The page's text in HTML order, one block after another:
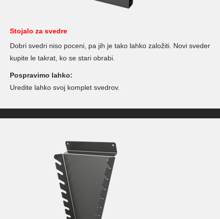
Stojalo za svedre
Dobri svedri niso poceni, pa jih je tako lahko založiti. Novi sveder
kupite le takrat, ko se stari obrabi.
Pospravimo lahko:
Uredite lahko svoj komplet svedrov.